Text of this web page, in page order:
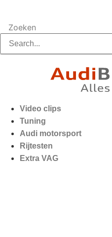
Zoeken
Video clips
Tuning
Audi motorsport
Rijtesten
Extra VAG